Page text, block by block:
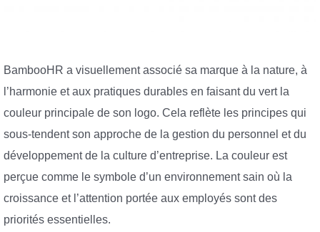
BambooHR a visuellement associé sa marque à la nature, à
l’harmonie et aux pratiques durables en faisant du vert la
couleur principale de son logo. Cela reflète les principes qui
sous-tendent son approche de la gestion du personnel et du
développement de la culture d’entreprise. La couleur est
perçue comme le symbole d’un environnement sain où la
croissance et l’attention portée aux employés sont des
priorités essentielles.